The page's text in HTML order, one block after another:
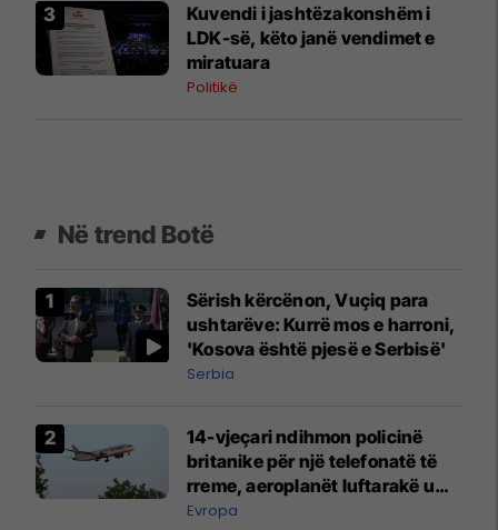
Kuvendi i jashtëzakonshëm i
LDK-së, këto janë vendimet e
miratuara
Politikë
Në trend Botë
Sërish kërcënon, Vuçiq para
ushtarëve: Kurrë mos e harroni,
'Kosova është pjesë e Serbisë'
Serbia
14-vjeçari ndihmon policinë
britanike për një telefonatë të
rreme, aeroplanët luftarakë u
ngritën në ajër për të
Evropa